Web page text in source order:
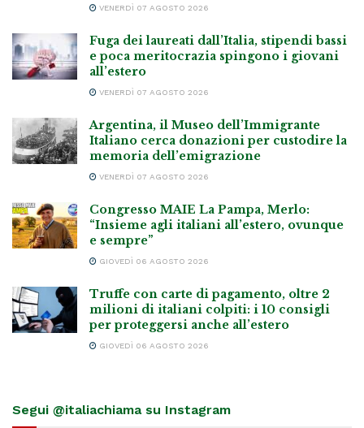
VENERDÌ 07 AGOSTO 2026
Fuga dei laureati dall’Italia, stipendi bassi
e poca meritocrazia spingono i giovani
all’estero
VENERDÌ 07 AGOSTO 2026
Argentina, il Museo dell’Immigrante
Italiano cerca donazioni per custodire la
memoria dell’emigrazione
VENERDÌ 07 AGOSTO 2026
Congresso MAIE La Pampa, Merlo:
“Insieme agli italiani all’estero, ovunque
e sempre”
GIOVEDÌ 06 AGOSTO 2026
Truffe con carte di pagamento, oltre 2
milioni di italiani colpiti: i 10 consigli
per proteggersi anche all’estero
GIOVEDÌ 06 AGOSTO 2026
Segui @italiachiama su Instagram